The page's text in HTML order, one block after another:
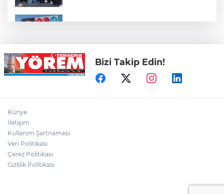
Açıkhava’da ‘cimri’ye alkış yağmuru
Bizi Takip Edin!
Künye
İletişim
Kullanım Şartnamesi
Veri Politikası
Çerez Politikası
Gizlilik Politikası